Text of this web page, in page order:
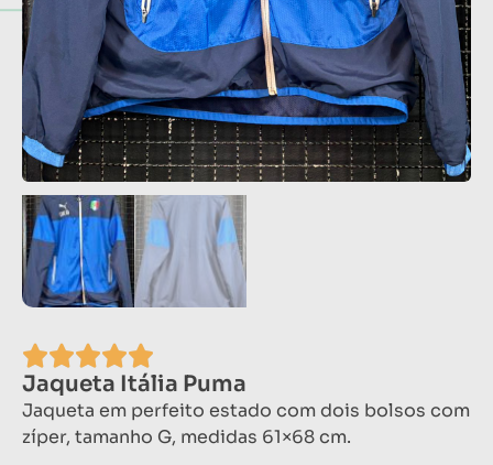
Jaqueta Itália Puma
Jaqueta em perfeito estado com dois bolsos com
zíper, tamanho G, medidas 61×68 cm.